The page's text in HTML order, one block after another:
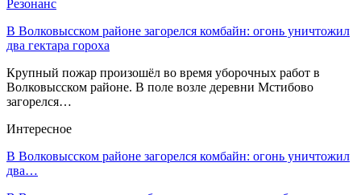
Резонанс
В Волковысском районе загорелся комбайн: огонь уничтожил
два гектара гороха
Крупный пожар произошёл во время уборочных работ в
Волковысском районе. В поле возле деревни Мстибово
загорелся…
Интересное
В Волковысском районе загорелся комбайн: огонь уничтожил
два…